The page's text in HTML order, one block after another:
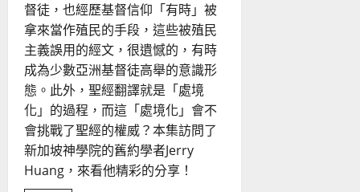
督徒，也經歷基督信仰「有時」被
拿來當作殖民的手段，這些被殖民
主義誤用的經文，很遺憾的，有時
成為少數亞洲基督徒高舉的意識形
態。此外，聖經翻譯就是「處境
化」的過程，而這「處境化」會不
會挑戰了聖經的權威？本集訪問了
新加坡神學院的舊約學者Jerry
Huang，來看他精彩的分享！